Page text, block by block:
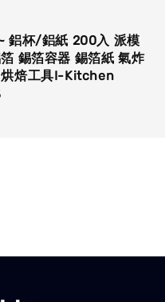
鋁杯/鋁紙 200入 派模
錫箔容器 錫箔紙 氣炸
烘焙工具I-Kitchen